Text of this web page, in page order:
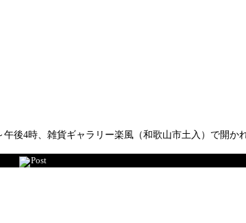
後4時、雑貨ギャラリー楽風（和歌山市土入）で開
Post